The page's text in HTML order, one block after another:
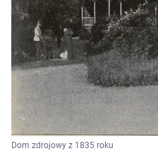
Dom zdrojowy z 1835 roku